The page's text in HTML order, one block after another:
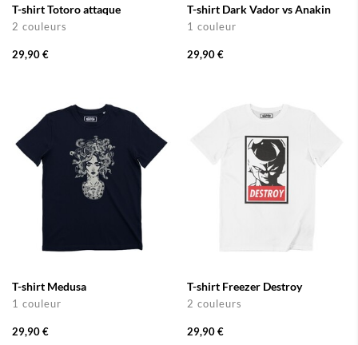
T-shirt Totoro attaque
2 couleurs
29,90 €
T-shirt Dark Vador vs Anakin
1 couleur
29,90 €
T-shirt Medusa
1 couleur
29,90 €
T-shirt Freezer Destroy
2 couleurs
29,90 €